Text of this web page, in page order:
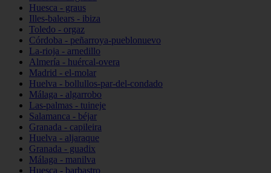
Huesca - graus
Illes-balears - ibiza
Toledo - orgaz
Córdoba - peñarroya-pueblonuevo
La-rioja - arnedillo
Almería - huércal-overa
Madrid - el-molar
Huelva - bollullos-par-del-condado
Málaga - algarrobo
Las-palmas - tuineje
Salamanca - béjar
Granada - capileira
Huelva - aljaraque
Granada - guadix
Málaga - manilva
Huesca - barbastro